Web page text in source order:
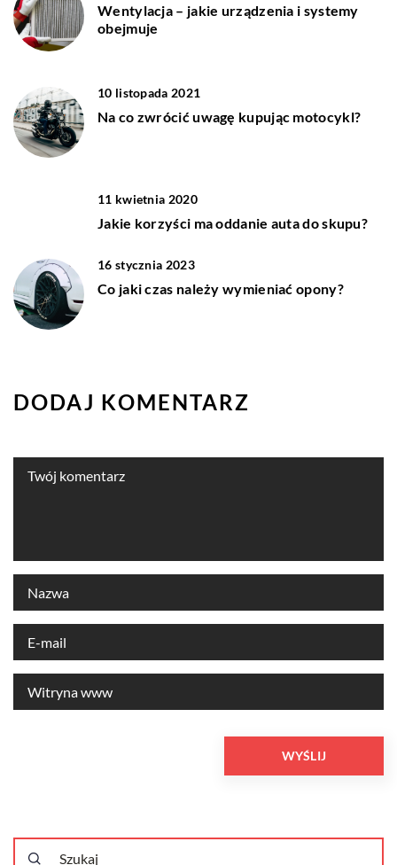
Wentylacja – jakie urządzenia i systemy
obejmuje
10 listopada 2021
Na co zwrócić uwagę kupując motocykl?
11 kwietnia 2020
Jakie korzyści ma oddanie auta do skupu?
16 stycznia 2023
Co jaki czas należy wymieniać opony?
DODAJ KOMENTARZ